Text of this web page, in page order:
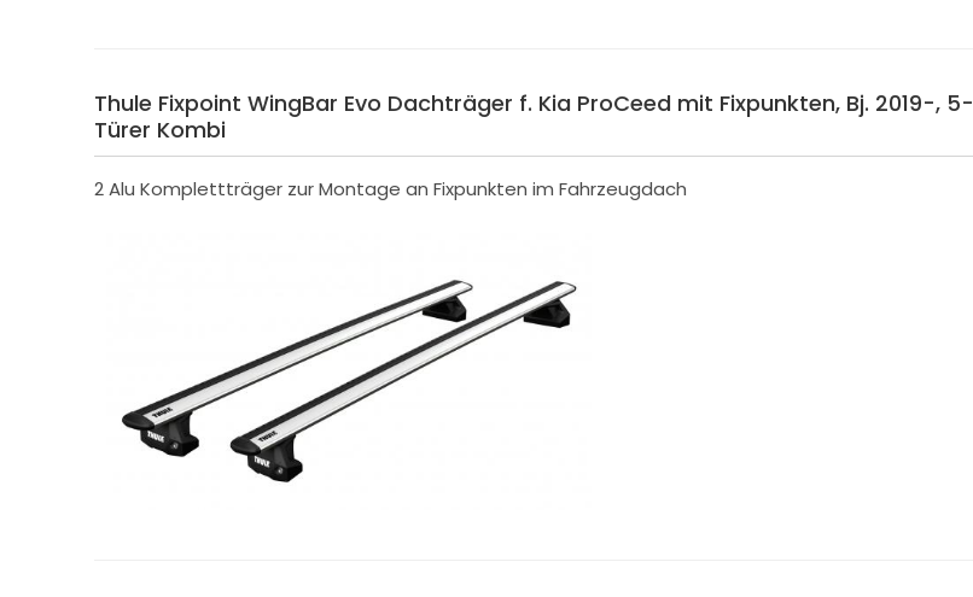
Thule Fixpoint WingBar Evo Dachträger f. Kia ProCeed mit Fixpunkten, Bj. 2019-, 5-
Türer Kombi
2 Alu Komplettträger zur Montage an Fixpunkten im Fahrzeugdach